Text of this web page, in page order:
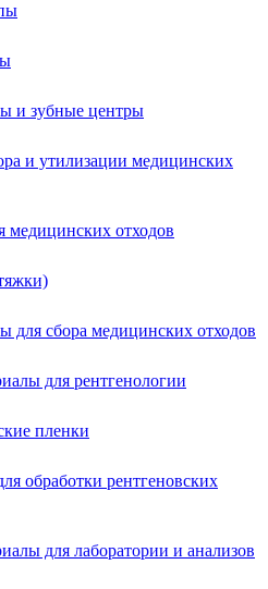
и зубные центры
и утилизации медицинских
медицинских отходов
для сбора медицинских отходов
для рентгенологии
пленки
обработки рентгеновских
для лаборатории и анализов